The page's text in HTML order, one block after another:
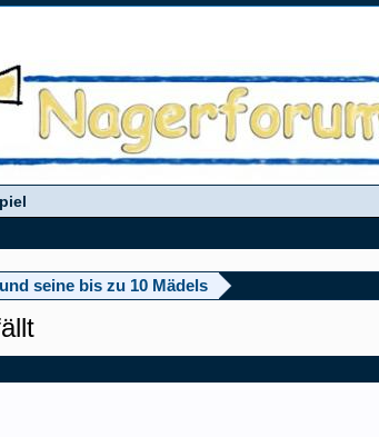
seine bis zu 10 Mädels